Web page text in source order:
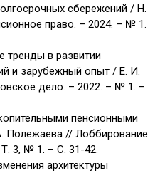
сбережений / Н.
право. – 2024. – № 1.
тренды в развитии
и зарубежный опыт / Е. И.
дело. – 2022. – № 1. –
пенсионными
Полежаева // Лоббирование
3, № 1. – С. 31-42.
архитектуры